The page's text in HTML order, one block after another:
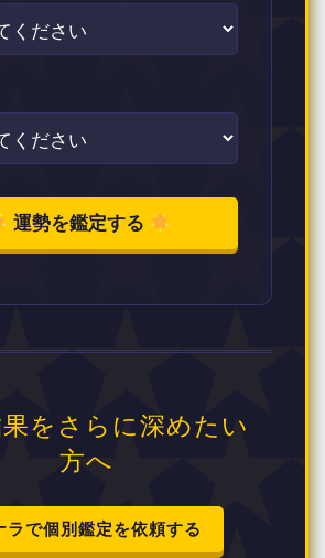
運勢を鑑定する
をさらに深めたい
方へ
ラで個別鑑定を依頼する